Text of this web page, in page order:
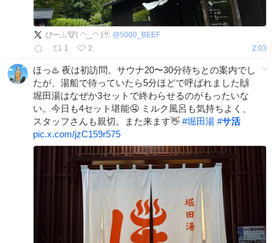
びーふ🐮( ◠‿◠ )🈂️ @5000_BEEF
1
2 2:03
ほっ♨️ 夜は初訪問。サウナ20〜30分待ちとの案内でし
たが、湯船で待っていたら5分ほどで呼ばれました🙌
堀田湯はなぜか3セットで終わらせるのがもったいな
い。今日も4セット堪能🤤 ミルク風呂も気持ちよく、
スタッフさんも親切。また来ます👋 #堀田湯 #サ活
pic.x.com/jzC159r575